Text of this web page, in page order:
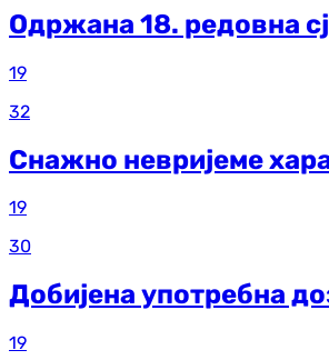
Одржана 18. редовна
19
32
Снажно невријеме
19
30
Добијена употребна
19